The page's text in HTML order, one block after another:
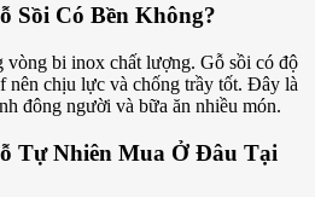
Sồi Có Bền Không?
vòng bi inox chất lượng. Gỗ sồi có độ
nên chịu lực và chống trầy tốt. Đây là
đông người và bữa ăn nhiều món.
Tự Nhiên Mua Ở Đâu Tại